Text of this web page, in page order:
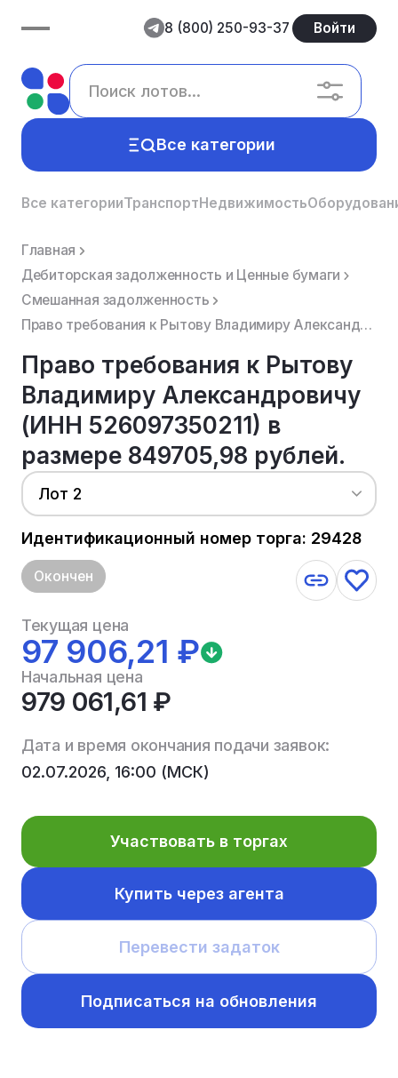
8 (800) 250-93-37 Войти
Все категории
Все категорииТранспортНедвижимость
Главная
Дебиторская задолженность и Ценные бумаги
Смешанная задолженность
Право требования к Рытову Владимиру Александровичу (ИНН 526097350211) в размере 849705,98 рублей.
Право требования к Рытову
Владимиру Александровичу
(ИНН 526097350211) в
размере 849705,98 рублей.
Лот 2
Идентификационный номер торга: 29428
Окончен
Текущая цена
97 906,21 ₽
Начальная цена
979 061,61 ₽
Дата и время окончания подачи заявок:
02.07.2026, 16:00 (МСК)
Участвовать в торгах
Купить через агента
Перевести задаток
Подписаться на обновления